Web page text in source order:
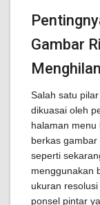
Gambar
Salah satu
dikuasai oleh
halaman
berkas
seperti
menggunakan
ukuran
ponsel pintar